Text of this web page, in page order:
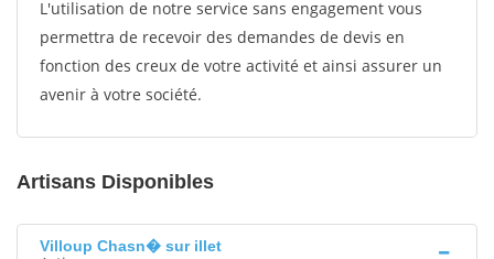
L'utilisation de notre service sans engagement vous
permettra de recevoir des demandes de devis en
fonction des creux de votre activité et ainsi assurer un
avenir à votre société.
Artisans Disponibles
Villoup Chasn� sur illet